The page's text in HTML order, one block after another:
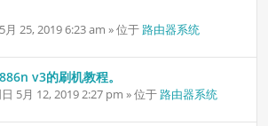
月 25, 2019 6:23 am » 位于 路由器系统
v3的刷机教程。
5月 12, 2019 2:27 pm » 位于 路由器系统